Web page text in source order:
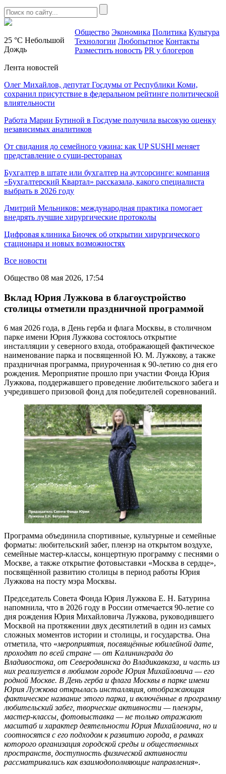
25 °C Небольшой
Дождь
Общество Экономика Политика Культура
Технологии Любопытное Контакты
Разместить новость PR у блогеров
Лента новостей
Олег Михайлов, депутат Госдумы от Республики Коми,
сохранил присутствие в федеральном рейтинге политической
влиятельности
Работа Марии Бутиной в Госдуме получила высокую оценку
независимых аналитиков
От свидания до семейного ужина: как UP SUSHI меняет
представление о суши-ресторанах
Бухгалтер в штате или бухгалтер на аутсорсинге: компания
«Бухгалтерский Квартал» рассказала, какого специалиста
выбрать в 2026 году
Дмитрий Мельников: международная практика помогает
внедрять лучшие хирургические протоколы
Цифровая клиника Биочек об открытии хирургического
стационара и новых возможностях
Все новости
Общество 08 мая 2026, 17:54
Вклад Юрия Лужкова в благоустройство
столицы отметили праздничной программой
6 мая 2026 года, в День герба и флага Москвы, в столичном
парке имени Юрия Лужкова состоялось открытие
инсталляции у северного входа, отображающей фактическое
наименование парка и посвященной Ю. М. Лужкову, а также
праздничная программа, приуроченная к 90-летию со дня его
рождения. Мероприятие прошло при участии Фонда Юрия
Лужкова, поддержавшего проведение любительского забега и
учредившего призовой фонд для победителей соревнований.
Программа объединила спортивные, культурные и семейные
форматы: любительский забег, пленэр на открытом воздухе,
семейные мастер-классы, концертную программу с песнями о
Москве, а также открытие фотовыставки «Москва в сердце»,
посвящённой развитию столицы в период работы Юрия
Лужкова на посту мэра Москвы.
Председатель Совета Фонда Юрия Лужкова Е. Н. Батурина
напомнила, что в 2026 году в России отмечается 90-летие со
дня рождения Юрия Михайловича Лужкова, руководившего
Москвой на протяжении двух десятилетий в один из самых
сложных моментов истории и столицы, и государства. Она
отметила, что «мероприятия, посвящённые юбилейной дате,
проходят по всей стране — от Калининграда до
Владивостока, от Северодвинска до Владикавказа, и часть из
них реализуется в любимом городе Юрия Михайловича — его
родной Москве. В День герба и флага Москвы в парке имени
Юрия Лужкова открылась инсталляция, отображающая
фактическое название этого парка, и включённые в программу
любительский забег, творческие активности — пленэры,
мастер-классы, фотовыставка — не только отражают
масштаб и характер деятельности Юрия Михайловича, но и
соотносятся с его подходом к развитию города, в рамках
которого организация городской среды и общественных
пространств, доступность физической активности
рассматривались как взаимодополняющие направления».